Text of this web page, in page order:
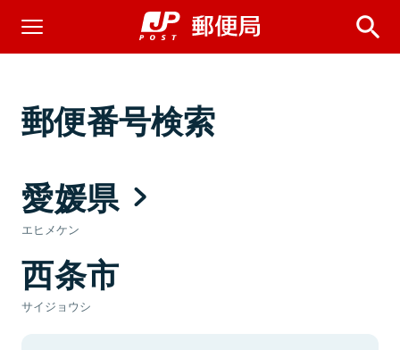
郵便番号検索
愛媛県
エヒメケン
西条市
サイジョウシ